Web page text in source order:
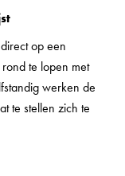
op een
te lopen met
werken de
te stellen zich te